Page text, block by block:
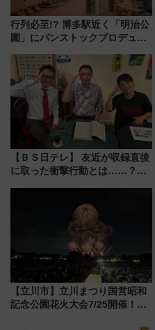
行列必至!? 博多駅近く「明治公
園」にパンストックプロデュー
オープン 秋からはビストロ営業
も！
【ＢＳ日テレ】 友近が収録直後
に取った衝撃行動とは……？
【立川市】立川まつり国営昭和
記念公園花火大会7/25開催！